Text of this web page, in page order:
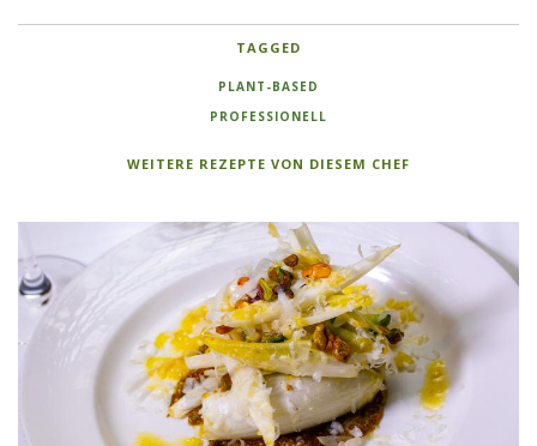
TAGGED
PLANT-BASED
PROFESSIONELL
WEITERE REZEPTE VON DIESEM CHEF